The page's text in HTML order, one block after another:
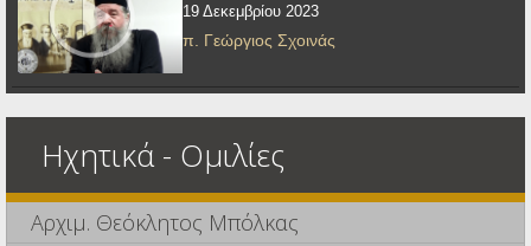
19 Δεκεμβρίου 2023
π. Γεώργιος Σχοινάς
Ηχητικά - Ομιλίες
Αρχιμ. Θεόκλητος Μπόλκας